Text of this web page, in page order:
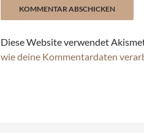
Diese Website verwendet
wie deine Kommentardaten